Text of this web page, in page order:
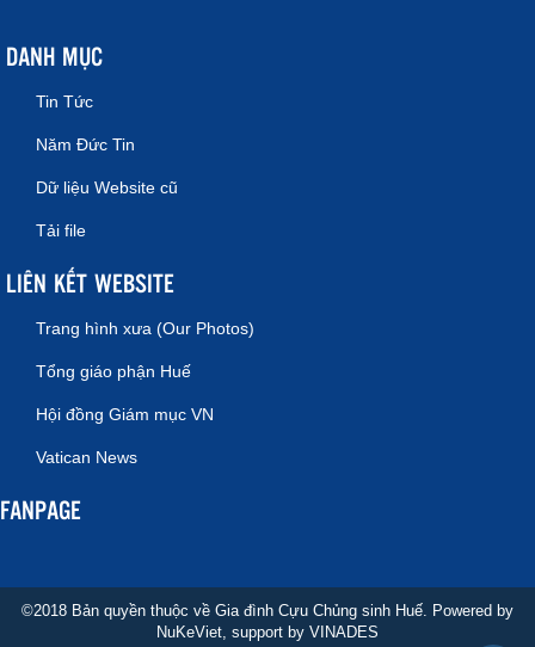
DANH MỤC
Tin Tức
Năm Đức Tin
Dữ liệu Website cũ
Tải file
LIÊN KẾT WEBSITE
Trang hình xưa (Our Photos)
Tổng giáo phận Huế
Hội đồng Giám mục VN
Vatican News
FANPAGE
©2018 Bản quyền thuộc về Gia đình Cựu Chủng sinh Huế. Powered by
NuKeViet, support by VINADES